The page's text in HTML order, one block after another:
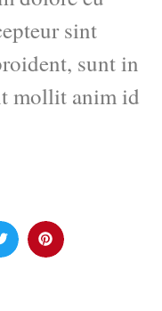
sint
sunt in
mollit anim id